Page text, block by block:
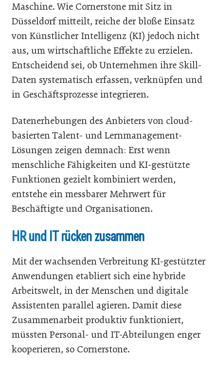
Maschine. Wie Cornerstone mit Sitz in
Düsseldorf mitteilt, reiche der bloße Einsatz
von Künstlicher Intelligenz (KI) jedoch nicht
aus, um wirtschaftliche Effekte zu erzielen.
Entscheidend sei, ob Unternehmen ihre Skill-
Daten systematisch erfassen, verknüpfen und
in Geschäftsprozesse integrieren.
Datenerhebungen des Anbieters von cloud-
basierten Talent- und Lernmanagement-
Lösungen zeigen demnach: Erst wenn
menschliche Fähigkeiten und KI-gestützte
Funktionen gezielt kombiniert werden,
entstehe ein messbarer Mehrwert für
Beschäftigte und Organisationen.
HR und IT rücken zusammen
Mit der wachsenden Verbreitung KI-gestützter
Anwendungen etabliert sich eine hybride
Arbeitswelt, in der Menschen und digitale
Assistenten parallel agieren. Damit diese
Zusammenarbeit produktiv funktioniert,
müssten Personal- und IT-Abteilungen enger
kooperieren, so Cornerstone.